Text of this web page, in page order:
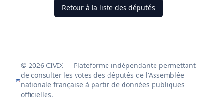
Retour à la liste des députés
© 2026 CIVIX — Plateforme indépendante permettant
de consulter les votes des députés de l'Assemblée
nationale française à partir de données publiques
officielles.